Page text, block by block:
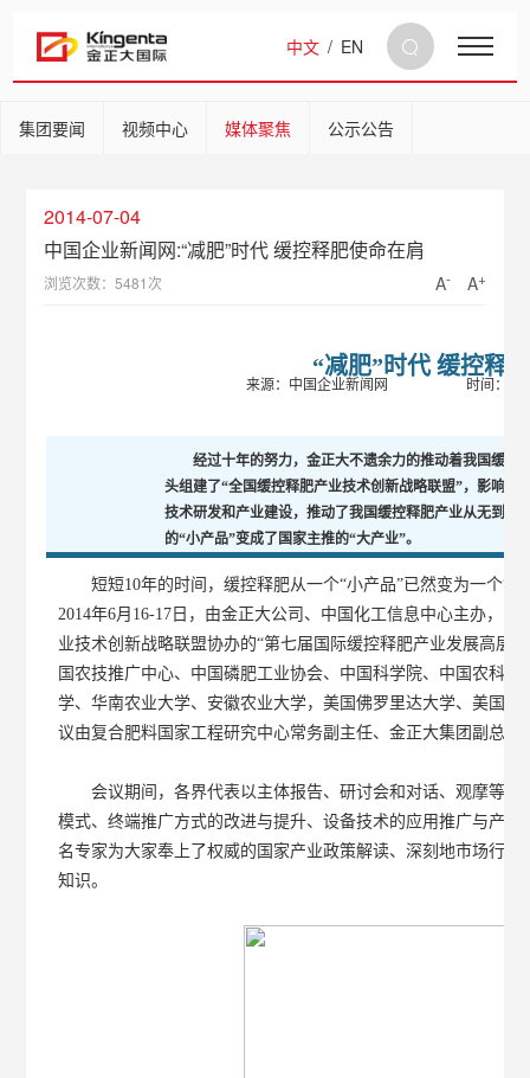
中文 / EN
集团要闻 视频中心 媒体聚焦 公示公告
2014-07-04
中国企业新闻网:“减肥”时代 缓控释肥使命在肩
浏览次数：5481次 A- A+
“减肥”时代 缓控释
来源： 中国企业新闻网 时间：
经过十年的努力，金正大不遗余力的推动着我国缓控
头组建了“全国缓控释肥产业技术创新战略联盟”，影响、
技术研发和产业建设，推动了我国缓控释肥产业从无到有
的“小产品”变成了国家主推的“大产业”。
短短10年的时间，缓控释肥从一个“小产品”已然变为一个“大
2014年6月16-17日，由金正大公司、中国化工信息中心主办，
业技术创新战略联盟协办的“第七届国际缓控释肥产业发展高层
国农技推广中心、中国磷肥工业协会、中国科学院、中国农科
学、华南农业大学、安徽农业大学，美国佛罗里达大学、美国
议由复合肥料国家工程研究中心常务副主任、金正大集团副总裁
会议期间，各界代表以主体报告、研讨会和对话、观摩等多
模式、终端推广方式的改进与提升、设备技术的应用推广与产
名专家为大家奉上了权威的国家产业政策解读、深刻地市场行
知识。